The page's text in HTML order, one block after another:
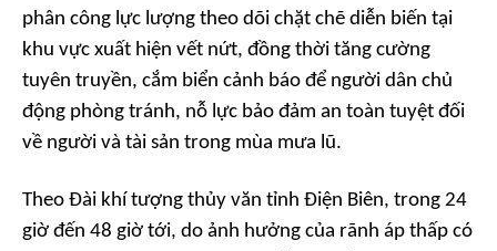
phân công lực lượng theo dõi chặt chẽ diễn biến tại
khu vực xuất hiện vết nứt, đồng thời tăng cường
tuyên truyền, cắm biển cảnh báo để người dân chủ
động phòng tránh, nỗ lực bảo đảm an toàn tuyệt đối
về người và tài sản trong mùa mưa lũ.
Theo Đài khí tượng thủy văn tỉnh Điện Biên, trong 24
giờ đến 48 giờ tới, do ảnh hưởng của rãnh áp thấp có